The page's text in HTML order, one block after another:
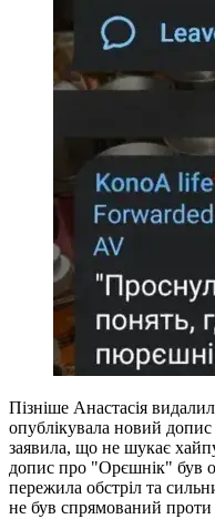
Пізніше Анастасія
опублікувала новий
заявила, що не шукає
допис про "Орєшнік" був
пережила обстріл та
не був спрямований проти